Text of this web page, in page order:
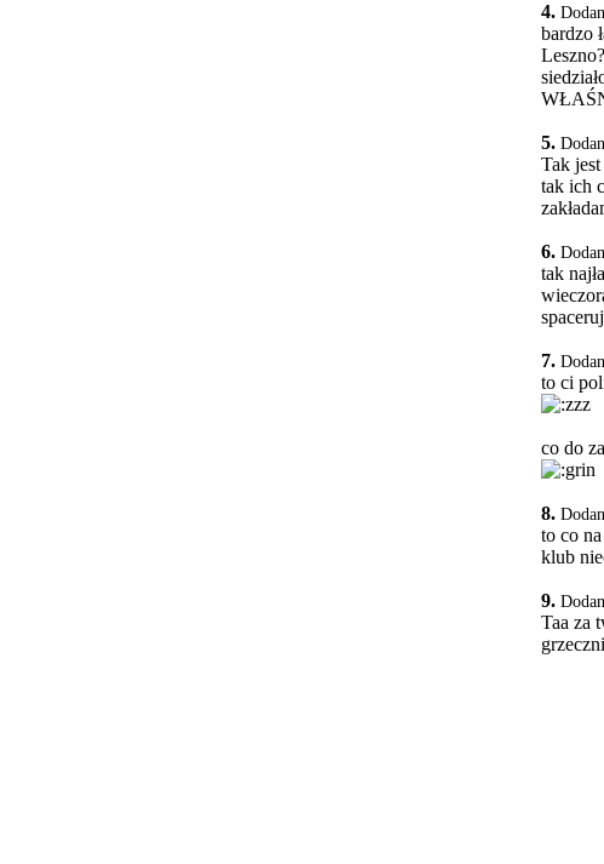
4.
bardzo
5.
Tak
tak ich
6.
tak
7.
to ci
co do
8.
to co
klub
9.
Taa za